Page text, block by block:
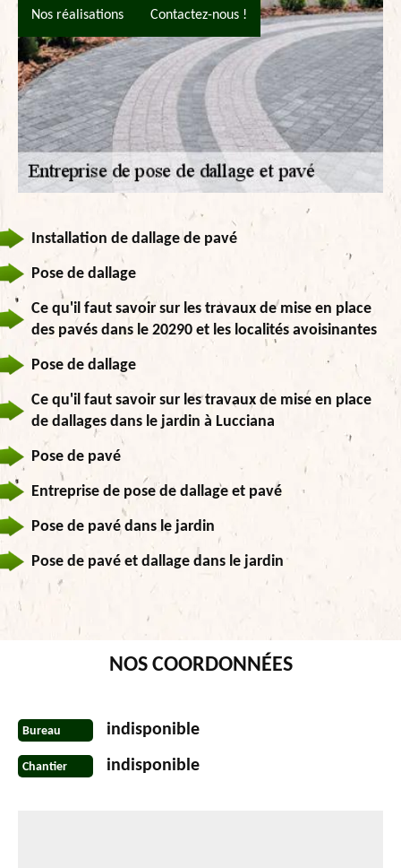
Nos réalisations Contactez-nous !
Installation de dallage de pavé
Pose de dallage
Ce qu'il faut savoir sur les travaux de mise en place
des pavés dans le 20290 et les localités avoisinantes
Pose de dallage
Ce qu'il faut savoir sur les travaux de mise en place
de dallages dans le jardin à Lucciana
Pose de pavé
Entreprise de pose de dallage et pavé
Pose de pavé dans le jardin
Pose de pavé et dallage dans le jardin
NOS COORDONNÉES
Bureau indisponible
Chantier indisponible